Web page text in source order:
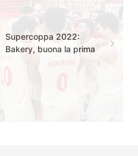
Supercoppa 2022:
Bakery, buona la prima